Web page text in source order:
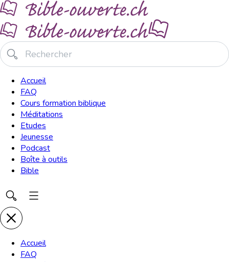
Accueil
FAQ
Cours formation biblique
Méditations
Etudes
Jeunesse
Podcast
Boîte à outils
Bible
Accueil
FAQ